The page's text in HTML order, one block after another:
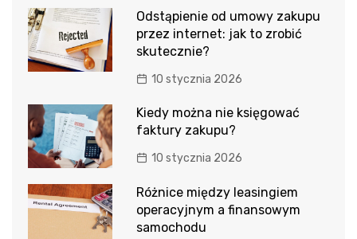
Odstąpienie od umowy zakupu
przez internet: jak to zrobić
skutecznie?
10 stycznia 2026
Kiedy można nie księgować
faktury zakupu?
10 stycznia 2026
Różnice między leasingiem
operacyjnym a finansowym
samochodu